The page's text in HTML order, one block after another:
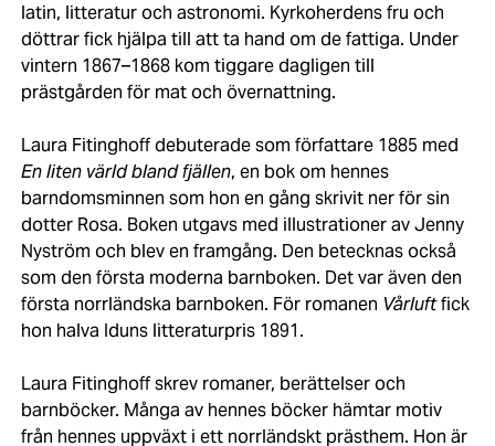
latin, litteratur och astronomi. Kyrkoherdens fru och
döttrar fick hjälpa till att ta hand om de fattiga. Under
vintern 1867–1868 kom tiggare dagligen till
prästgården för mat och övernattning.
Laura Fitinghoff debuterade som författare 1885 med
En liten värld bland fjällen, en bok om hennes
barndomsminnen som hon en gång skrivit ner för sin
dotter Rosa. Boken utgavs med illustrationer av Jenny
Nyström och blev en framgång. Den betecknas också
som den första moderna barnboken. Det var även den
första norrländska barnboken. För romanen Vårluftfick
hon halva Iduns litteraturpris 1891.
Laura Fitinghoff skrev romaner, berättelser och
barnböcker. Många av hennes böcker hämtar motiv
från hennes uppväxt i ett norrländskt prästhem. Hon är